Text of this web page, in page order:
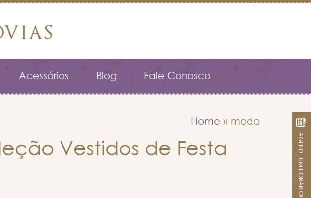
Acessórios Blog Fale Conosco
Home » moda
Vestidos de Festa
AGENDE UM HORÁRIO!